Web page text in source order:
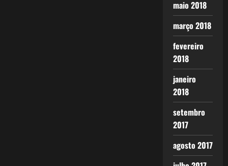
maio 2018
março 2018
fevereiro
2018
janeiro
2018
setembro
2017
agosto 2017